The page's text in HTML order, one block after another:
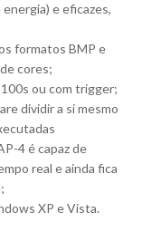
e eficazes,
formatos BMP e
cores;
ou com trigger;
dividir a si mesmo
4 é capaz de
real e ainda fica
XP e Vista.